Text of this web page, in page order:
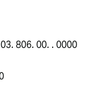
806. 00. . 0000